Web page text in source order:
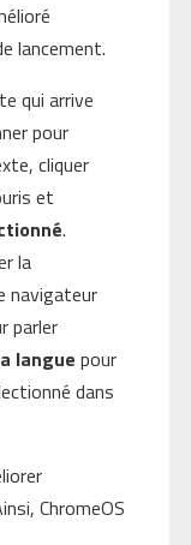
lancement.
qui arrive
pour
cliquer
et
.
la
navigateur
parler
langue pour
dans
ChromeOS